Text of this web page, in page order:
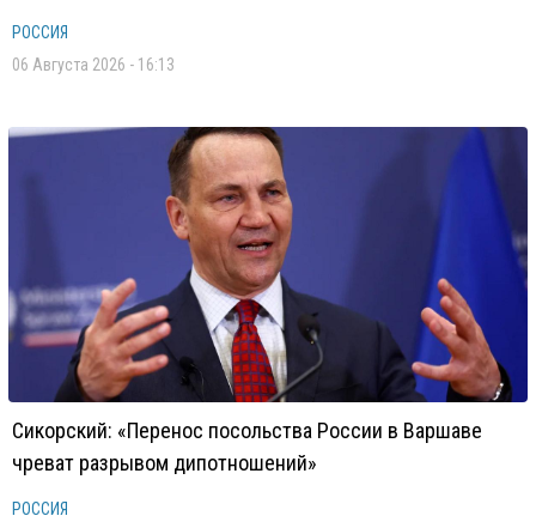
РОССИЯ
06 Августа 2026 - 16:13
Сикорский: «Перенос посольства России в Варшаве
чреват разрывом дипотношений»
РОССИЯ